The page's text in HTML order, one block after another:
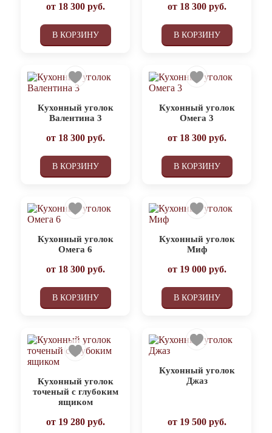
от 18 300руб.
В КОРЗИНУ
от 18 300руб.
В КОРЗИНУ
Кухонный уголок
Валентина 3
от 18 300руб.
В КОРЗИНУ
Кухонный уголок
Омега 3
от 18 300руб.
В КОРЗИНУ
Кухонный уголок
Омега 6
от 18 300руб.
В КОРЗИНУ
Кухонный уголок
Миф
от 19 000руб.
В КОРЗИНУ
Кухонный уголок
точеный с глубоким
ящиком
от 19 280руб.
Кухонный уголок
Джаз
от 19 500руб.